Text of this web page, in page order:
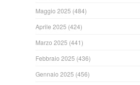
Maggio 2025 (484)
Aprile 2025 (424)
Marzo 2025 (441)
Febbraio 2025 (436)
Gennaio 2025 (456)